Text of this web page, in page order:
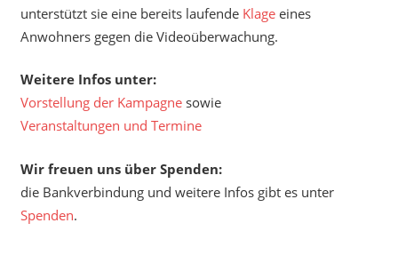
unterstützt sie eine bereits laufende Klageeines
Anwohners gegen die Videoüberwachung.
Weitere Infos unter:
Vorstellung der Kampagne sowie
Veranstaltungen und Termine
Wir freuen uns über Spenden:
die Bankverbindung und weitere Infos gibt es unter
Spenden.